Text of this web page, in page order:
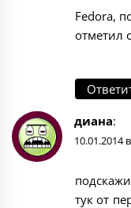
Fedora,
отметил
диана:
10.01.2014
тук от